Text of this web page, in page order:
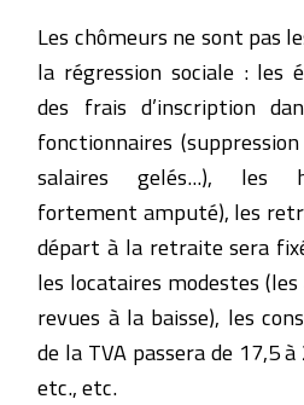
Les chômeurs ne sont pas
la régression sociale : les
des frais d’inscription
fonctionnaires
salaires gelés...), les
fortement amputé), les
départ à la retraite sera
les locataires modestes
revues à la baisse), les
de la TVA passera de 17,5
etc., etc.